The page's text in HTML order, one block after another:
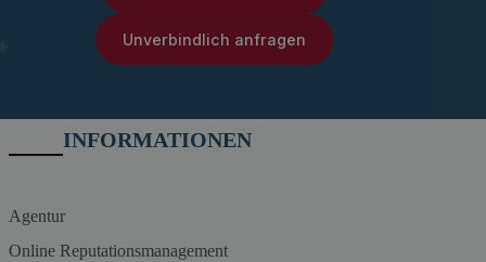
Unverbindlich anfragen
INFORMATIONEN
Agentur
Online Reputationsmanagement